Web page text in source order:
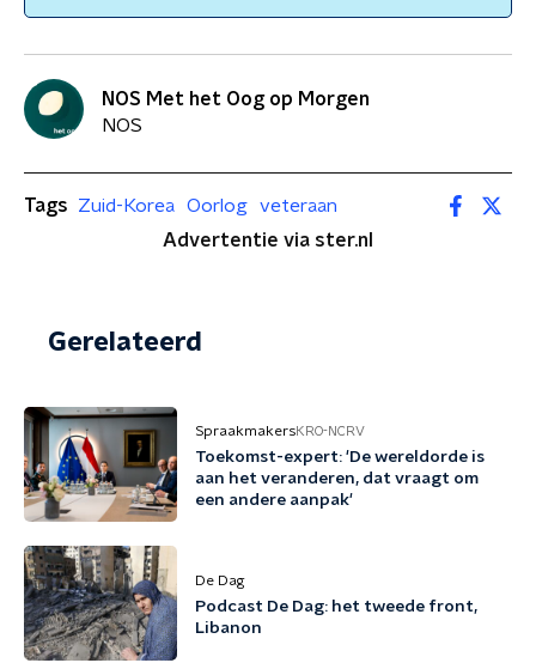
NOS Met het Oog op Morgen
NOS
Tags Zuid-Korea Oorlog
veteraan
Advertentie via ster.nl
Gerelateerd
SpraakmakersKRO-NCRV
Toekomst-expert: 'De wereldorde is
aan het veranderen, dat vraagt om
een andere aanpak'
De Dag
Podcast De Dag: het tweede front,
Libanon